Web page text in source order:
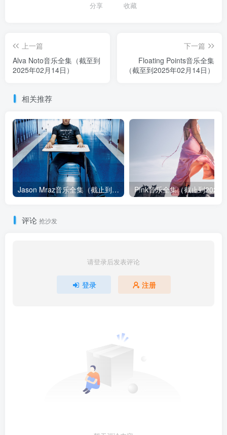
分享 收藏
上一篇
Alva Noto音乐全集（截至到
2025年02月14日）
下一篇
Floating Points音乐全集
（截至到2025年02月14日）
相关推荐
Jason Mraz音乐全集（截止到2026年08月04日）
评论 抢沙发
请登录后发表评论
登录 注册